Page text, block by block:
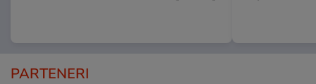
PARTENERI